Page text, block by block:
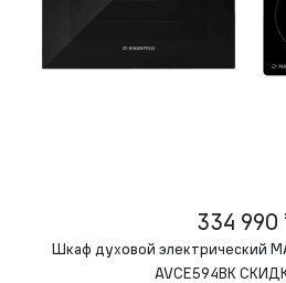
334 990
Шкаф духовой электрический
AVCE594BK